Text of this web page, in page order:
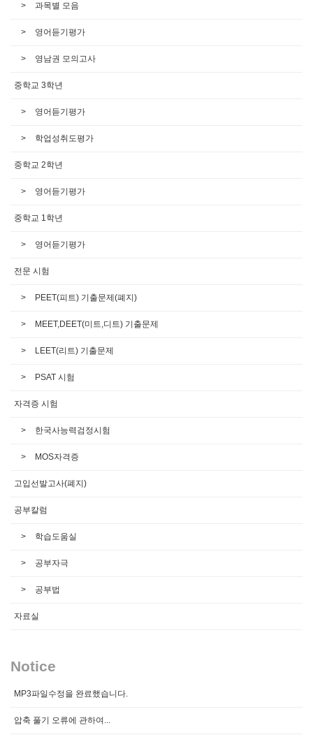
과목별 모음
영어듣기평가
영남권 모의고사
중학교 3학년
영어듣기평가
학업성취도평가
중학교 2학년
영어듣기평가
중학교 1학년
영어듣기평가
전문 시험
PEET(피트) 기출문제(폐지)
MEET,DEET(미트,디트) 기출문제
LEET(리트) 기출문제
PSAT 시험
자격증 시험
한국사능력검정시험
MOS자격증
고입선발고사(폐지)
공부칼럼
학습도움실
공부자극
공부법
자료실
Notice
MP3파일수정을 완료했습니다.
압축 풀기 오류에 관하여...